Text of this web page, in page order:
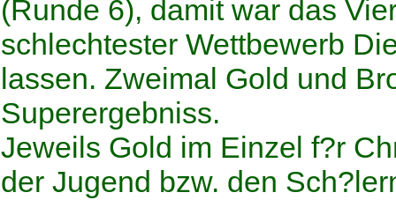
(Runde 6), damit war das
schlechtester Wettbewerb
lassen. Zweimal Gold und
Superergebniss.
Jeweils Gold im Einzel f?r
der Jugend bzw. den